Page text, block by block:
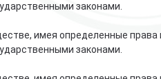
законами.
имея определенные права
законами.